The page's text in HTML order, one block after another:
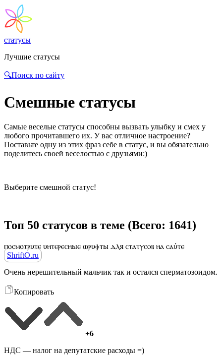
статусы
Лучшие статусы
🔍Поиск по сайту
Смешные статусы
Самые веселые статусы способны вызвать улыбку и смех у
любого прочитавшего их. У вас отличное настроение?
Поставьте одну из этих фраз себе в статус, и вы обязательно
поделитесь своей веселостью с друзьями:)
Выберите смешной статус!
Топ 50 статусов в теме (Всего: 1641)
ⲡⲟⲥⲙⲟⲧⲣυⲧⲉ υⲏⲧⲉⲣⲉⲥⲏыⲉ ⲱⲣυⲫⲧы ⲇⲗя ⲥⲧⲁⲧⲩⲥⲟⲃ ⲏⲁ ⲥⲁύⲧⲉ
ShriftO.ru
Очень нерешительный мальчик так и остался сперматозоидом.
Копировать
+6
НДС — налог на депутатские расходы =)